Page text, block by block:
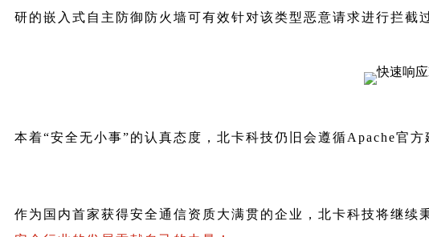
研的嵌入式自主防御防火墙可有效针对该类型恶意请求进行拦截
本着“安全无小事”的认真态度，北卡科技仍旧会遵循Apache官方
作为国内首家获得安全通信资质大满贯的企业，北卡科技将继续